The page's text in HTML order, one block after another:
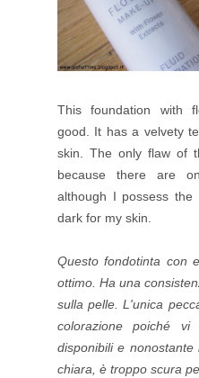
This foundation with
good. It has a velvety
skin. The only flaw of
because there are
although I possess
dark for my skin.
Questo fondotinta con
ottimo. Ha una
sulla pelle. L'unica
colorazione poiché
disponibili e
chiara, è troppo scura